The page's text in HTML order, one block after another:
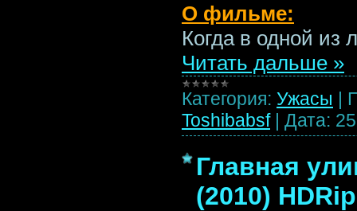
О фильме:
Когда в одной из
Читать дальше »
Категория: Ужасы |
Toshibabsf | Дата:
Главная
(2010) HDRip